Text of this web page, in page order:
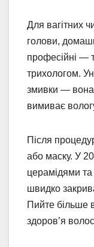
Для вагітних
голови,
професійні —
трихологом.
змивки — вона
вимиває
Після
або маску. У
церамідями та
швидко
Пийте більше
здоров’я